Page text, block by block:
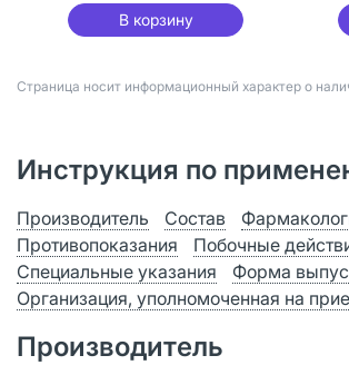
В корзину
Страница носит информационный характер о
Инструкция по
Производитель Состав
Противопоказания
Побочные
Специальные указания
Форма
Организация, уполномоченная на
Производитель